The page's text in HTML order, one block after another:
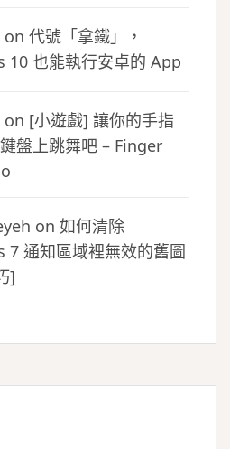
on 代號「拿鐵」，
10 也能執行安卓的 App
on [小遊戲] 讓你的手指
盤上跳舞吧 – Finger
on 如何清除
7 通知區域裡無效的舊圖
]